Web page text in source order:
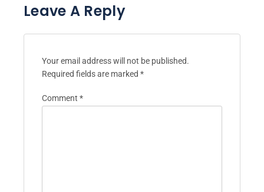
Leave A Reply
Your email address will not be published.
Required fields are marked *
Comment *